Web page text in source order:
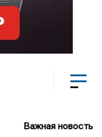
Важная новость